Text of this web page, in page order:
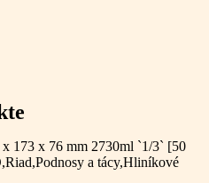
173 x 76 mm 2730ml `1/3` [50
a tácy,Hliníkové